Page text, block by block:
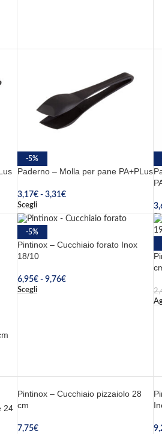
-5%
Paderno – Molla per pane PA+PLus
3,17€ - 3,31€
Scegli
-5%
Pintinox – Cucchiaio forato Inox
18/10
6,95€ - 9,76€
Scegli
24
Pintinox – Cucchiaio pizzaiolo 28
cm
7,75€